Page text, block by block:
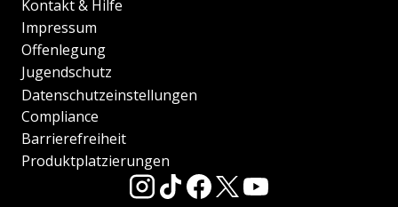
Kontakt & Hilfe
Impressum
Offenlegung
Jugendschutz
Datenschutzeinstellungen
Compliance
Barrierefreiheit
Produktplatzierungen